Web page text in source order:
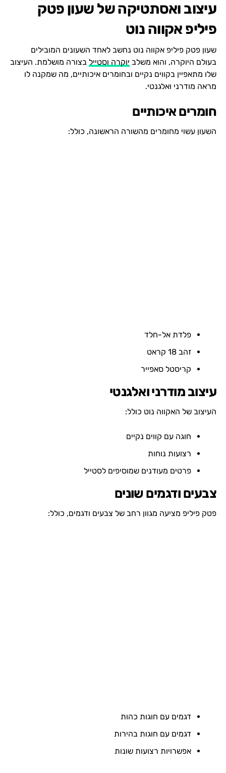
עיצוב ואסתטיקה של שעון פטק
פיליפ אקווה נוט
שעון פטק פיליפ אקווה נוט נחשב לאחד השעונים המובילים
בעולם היוקרה, והוא משלב יוקרה וסטייל בצורה מושלמת. העיצוב
שלו מתאפיין בקווים נקיים ובחומרים איכותיים, מה שמקנה לו
מראה מודרני ואלגנטי.
חומרים איכותיים
השעון עשוי מחומרים מהשורה הראשונה, כולל:
פלדת אל-חלד
זהב 18 קראט
קריסטל סאפייר
עיצוב מודרני ואלגנטי
העיצוב של האקווה נוט כולל:
חוגה עם קווים נקיים
רצועות נוחות
פרטים מעודנים שמוסיפים לסטייל
צבעים ודגמים שונים
פטק פיליפ מציעה מגוון רחב של צבעים ודגמים, כולל:
דגמים עם חוגות כהות
דגמים עם חוגות בהירות
אפשרויות רצועות שונות